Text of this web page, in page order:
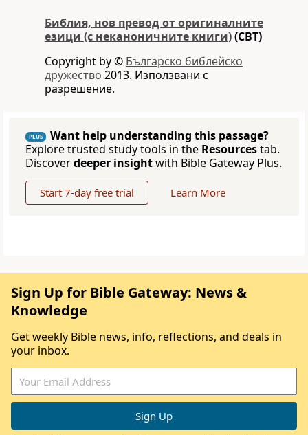
Библия, нов превод от оригиналните
езици (с неканоничните книги)(CBT)
Copyright by © Българско библейско
дружество 2013. Използвани с
разрешение.
PLUS
Want help understanding this passage?
Explore trusted study tools in the Resourcestab.
Discoverdeeper insightwith Bible Gateway Plus.
Start 7-day free trial Learn More
Sign Up for Bible Gateway: News &
Knowledge
Get weekly Bible news, info, reflections, and deals in
your inbox.